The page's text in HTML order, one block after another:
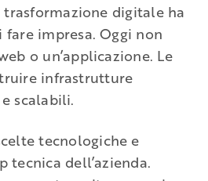
digitale ha
impresa. Oggi non
o un’applicazione. Le
infrastrutture
scalabili.
tecnologiche e
tecnica dell’azienda.